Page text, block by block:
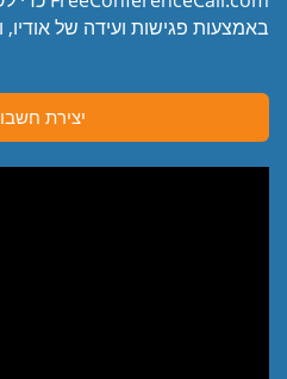
באמצעות פגישות ועידה של אודיו,
יצירת